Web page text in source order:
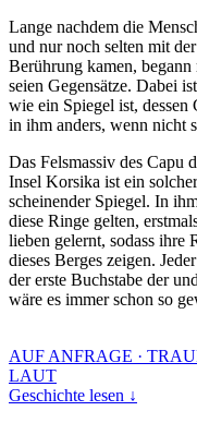
Lange nachdem die
und nur noch selten mit
Berührung kamen,
seien Gegensätze. Dabei
wie ein Spiegel ist, dessen
in ihm anders, wenn nicht
Das Felsmassiv des Capu
Insel Korsika ist ein
scheinender Spiegel. In
diese Ringe gelten,
lieben gelernt, sodass ihre
dieses Berges zeigen.
der erste Buchstabe der
wäre es immer schon so
AUF ANFRAGE ·
LAUT
Geschichte lesen ↓